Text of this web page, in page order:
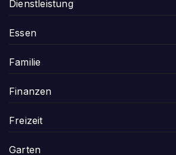
Dienstleistung
Essen
Familie
Finanzen
Freizeit
Garten